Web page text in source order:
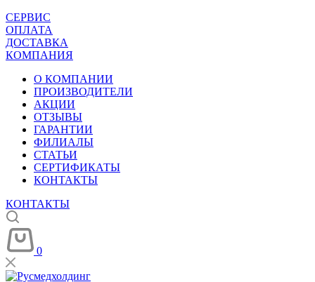
СЕРВИС
ОПЛАТА
ДОСТАВКА
КОМПАНИЯ
О КОМПАНИИ
ПРОИЗВОДИТЕЛИ
АКЦИИ
ОТЗЫВЫ
ГАРАНТИИ
ФИЛИАЛЫ
СТАТЬИ
СЕРТИФИКАТЫ
КОНТАКТЫ
КОНТАКТЫ
0